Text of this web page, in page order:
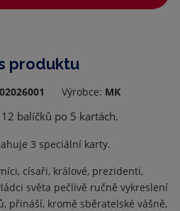
produktu
Výrobce: MK
balíčků po 5 kartách.
3 speciální karty.
císaři, králové, prezidenti,
světa pečlivě ručně vykreslení
přináší, kromě sběratelské vášně,